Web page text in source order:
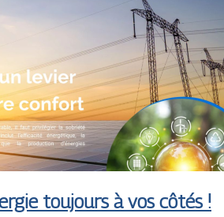
toujours à vos côtés !